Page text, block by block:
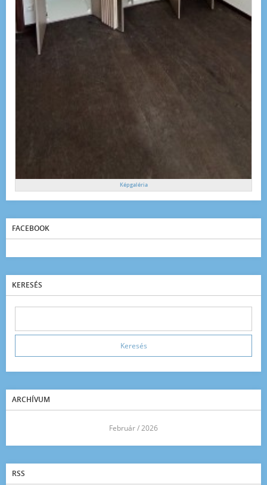
Képgaléria
FACEBOOK
KERESÉS
ARCHÍVUM
Február / 2026
RSS